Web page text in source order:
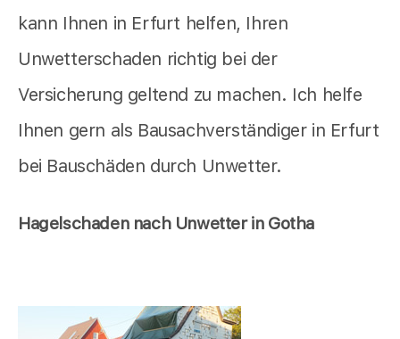
kann Ihnen in Erfurt helfen, Ihren
Unwetterschaden richtig bei der
Versicherung geltend zu machen. Ich helfe
Ihnen gern als Bausachverständiger in Erfurt
bei Bauschäden durch Unwetter.
Hagelschaden nach Unwetter in Gotha